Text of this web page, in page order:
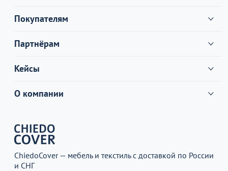
Покупателям
Партнёрам
Кейсы
О компании
ChiedoCover — мебель и текстиль с доставкой по России
и СНГ